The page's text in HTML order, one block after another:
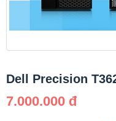
Dell Precision
7.000.000 đ